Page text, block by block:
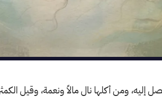
إليه، ومن أكلها نال مالاً ونعمة، وقيل